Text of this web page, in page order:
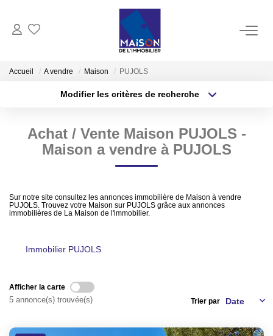
LOCATION
GESTION
Estimer Vendre
Accueil A vendre Maison PUJOLS
Modifier les critères de recherche
Sélectionnez...
Type de bien
Surface min
Créer une alerte
Achat / Vente Maison PUJOLS -
Maison a vendre à PUJOLS
Sur notre site consultez les annonces immobilière de Maison à vendre
PUJOLS. Trouvez votre Maison sur PUJOLS grâce aux annonces
immobilières de La Maison de l'immobilier.
Immobilier PUJOLS
Afficher la carte
5 annonce(s) trouvée(s) Trier par